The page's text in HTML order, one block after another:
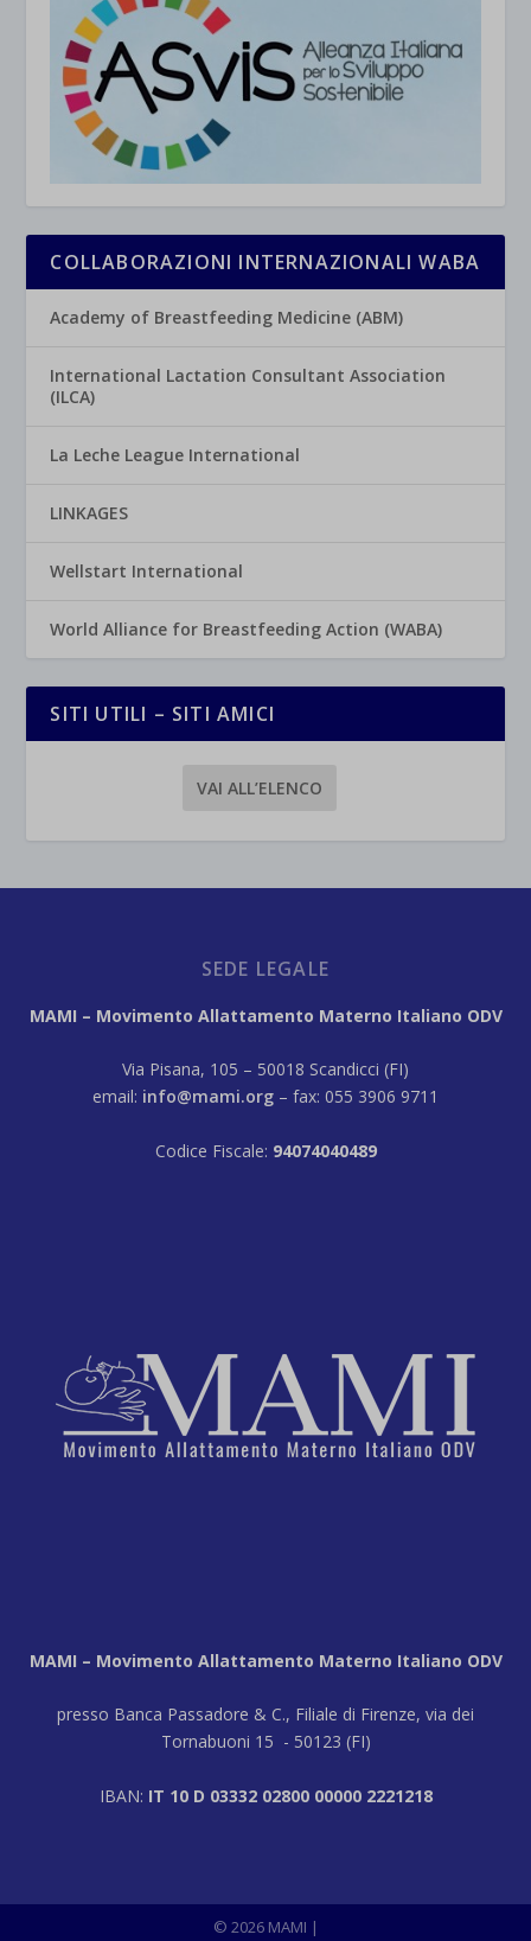
COLLABORAZIONI INTERNAZIONALI WABA
Academy of Breastfeeding Medicine (ABM)
International Lactation Consultant Association
(ILCA)
La Leche League International
LINKAGES
Wellstart International
World Alliance for Breastfeeding Action (WABA)
SITI UTILI – SITI AMICI
VAI ALL’ELENCO
SEDE LEGALE
MAMI – Movimento Allattamento Materno Italiano ODV
Via Pisana, 105 – 50018 Scandicci (FI)
email: info@mami.org – fax: 055 3906 9711
Codice Fiscale: 94074040489
MAMI – Movimento Allattamento Materno Italiano ODV
presso Banca Passadore & C., Filiale di Firenze, via dei
Tornabuoni 15 - 50123 (FI)
IBAN: IT 10 D 03332 02800 00000 2221218
© 2026 MAMI |